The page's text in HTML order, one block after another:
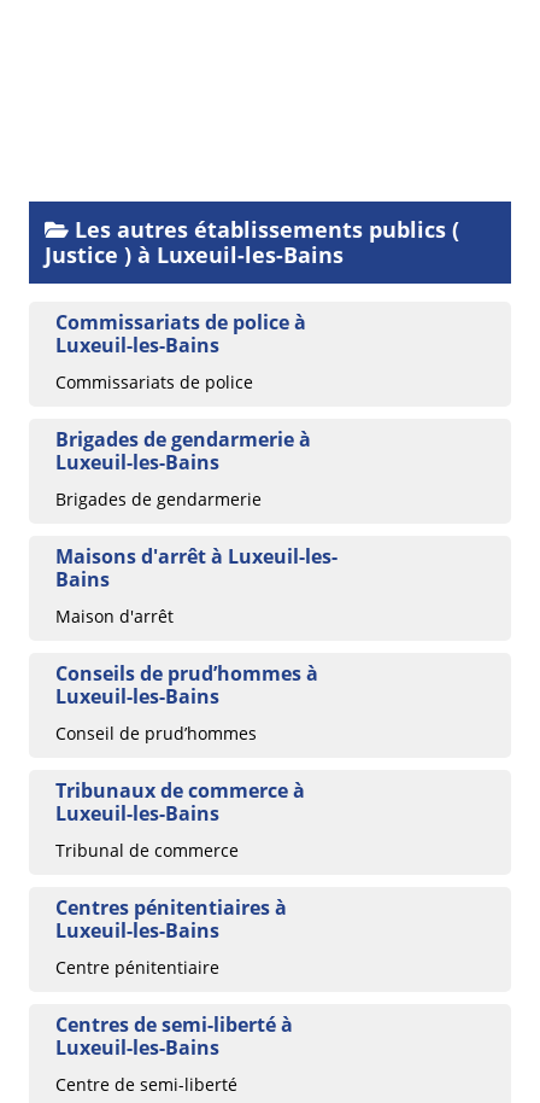
Les autres établissements publics (
Justice ) à Luxeuil-les-Bains
Commissariats de police à
Luxeuil-les-Bains
Commissariats de police
Brigades de gendarmerie à
Luxeuil-les-Bains
Brigades de gendarmerie
Maisons d'arrêt à Luxeuil-les-
Bains
Maison d'arrêt
Conseils de prud’hommes à
Luxeuil-les-Bains
Conseil de prud’hommes
Tribunaux de commerce à
Luxeuil-les-Bains
Tribunal de commerce
Centres pénitentiaires à
Luxeuil-les-Bains
Centre pénitentiaire
Centres de semi-liberté à
Luxeuil-les-Bains
Centre de semi-liberté